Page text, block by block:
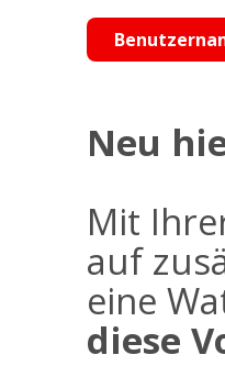
Neu
Mit
auf
eine
diese